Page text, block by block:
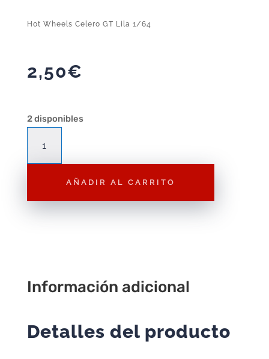
Hot Wheels Celero GT Lila 1/64
2,50€
2 disponibles
Wheels
Celero
AÑADIR AL CARRITO
Información adicional
Detalles del producto